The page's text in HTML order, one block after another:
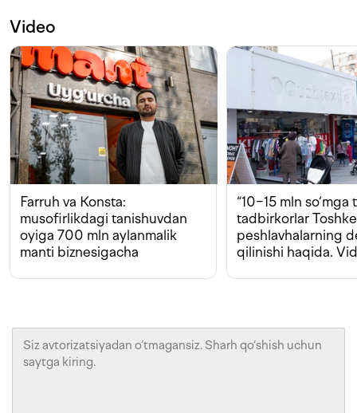
Video
Farruh va Konsta:
musofirlikdagi tanishuvdan
oyiga 700 mln aylanmalik
manti biznesigacha
“10−15 mln so‘mga
tadbirkorlar
peshlavhalarning
qilinishi haqida.